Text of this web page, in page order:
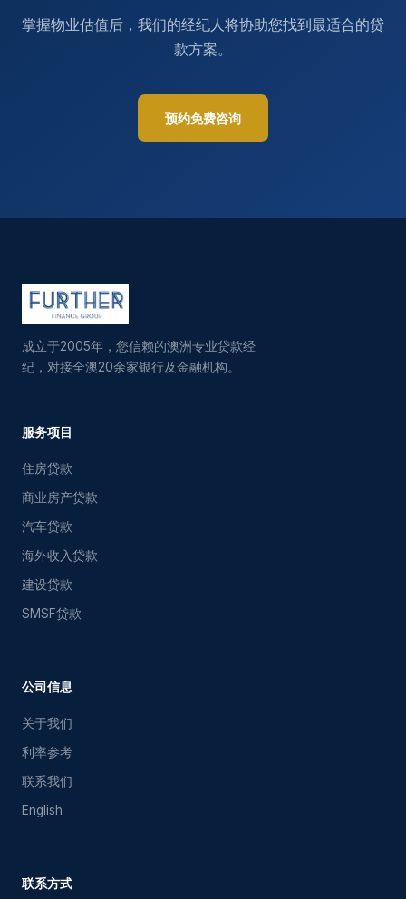
掌握物业估值后，我们的经纪人将协助您找到最适合的贷
款方案。
预约免费咨询
成立于2005年，您信赖的澳洲专业贷款经
纪，对接全澳20余家银行及金融机构。
服务项目
住房贷款
商业房产贷款
汽车贷款
海外收入贷款
建设贷款
SMSF贷款
公司信息
关于我们
利率参考
联系我们
English
联系方式